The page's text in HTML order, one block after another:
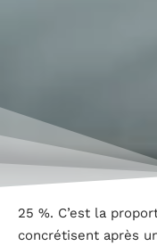
25 %. C’est la
concrétisent après